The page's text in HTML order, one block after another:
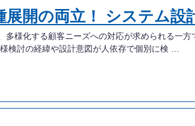
展開の両立！ システム
多様化する顧客ニーズへの対応が求められる一
検討の経緯や設計意図が人依存で個別に検 …